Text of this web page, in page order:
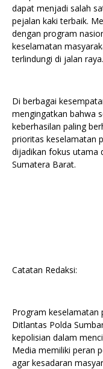
dapat menjadi salah
pejalan kaki terbaik.
dengan program
keselamatan
terlindungi di jalan raya.
Di berbagai
mengingatkan bahwa
keberhasilan paling
prioritas keselamatan
dijadikan fokus utama
Sumatera Barat.
Catatan Redaksi:
Program keselamatan
Ditlantas Polda
kepolisian dalam
Media memiliki peran
agar kesadaran